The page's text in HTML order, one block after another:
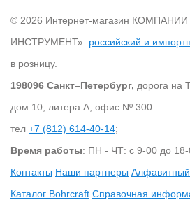
© 2026 Интернет-магазин
ИНСТРУМЕНТ»: российский и
в розницу.
198096 Санкт–Петербург, дорога на
дом 10, литера А, офис Nº 300
тел +7 (812) 614-40-14;
Время работы: ПН - ЧТ: с 9-00 до
Контакты Наши партнеры Алфавитный
Каталог Bohrcraft Справочная